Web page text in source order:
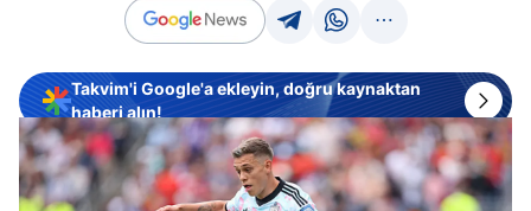
Takvim'i Google'a ekleyin, doğru kaynaktan
haberi alın!